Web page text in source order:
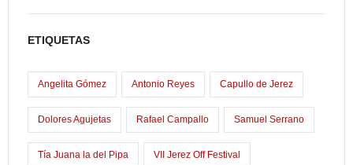
c
e
b
o
o
k
st
o
d
o
n
ail m
ar
tir
ETIQUETAS
Angelita Gómez Antonio Reyes Capullo de Jerez
Dolores Agujetas Rafael Campallo Samuel Serrano
Tía Juana la del Pipa VII Jerez Off Festival